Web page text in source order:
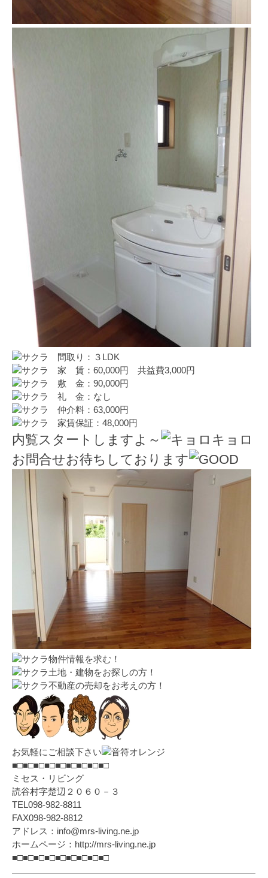
間取り：３LDK
家 賃：60,000円 共益費3,000円
敷 金：90,000円
礼 金：なし
仲介料：63,000円
家賃保証：48,000円
内覧スタートしますよ～
お問合せお待ちしております
物件情報を求む！
土地・建物をお探しの方！
不動産の売却をお考えの方！
お気軽にご相談下さい
■□■□■□■□■□■□■□■□■□
ミセス・リビング
読谷村字楚辺２０６０－３
TEL098-982-8811
FAX098-982-8812
アドレス：info@mrs-living.ne.jp
ホームページ：http://mrs-living.ne.jp
■□■□■□■□■□■□■□■□■□